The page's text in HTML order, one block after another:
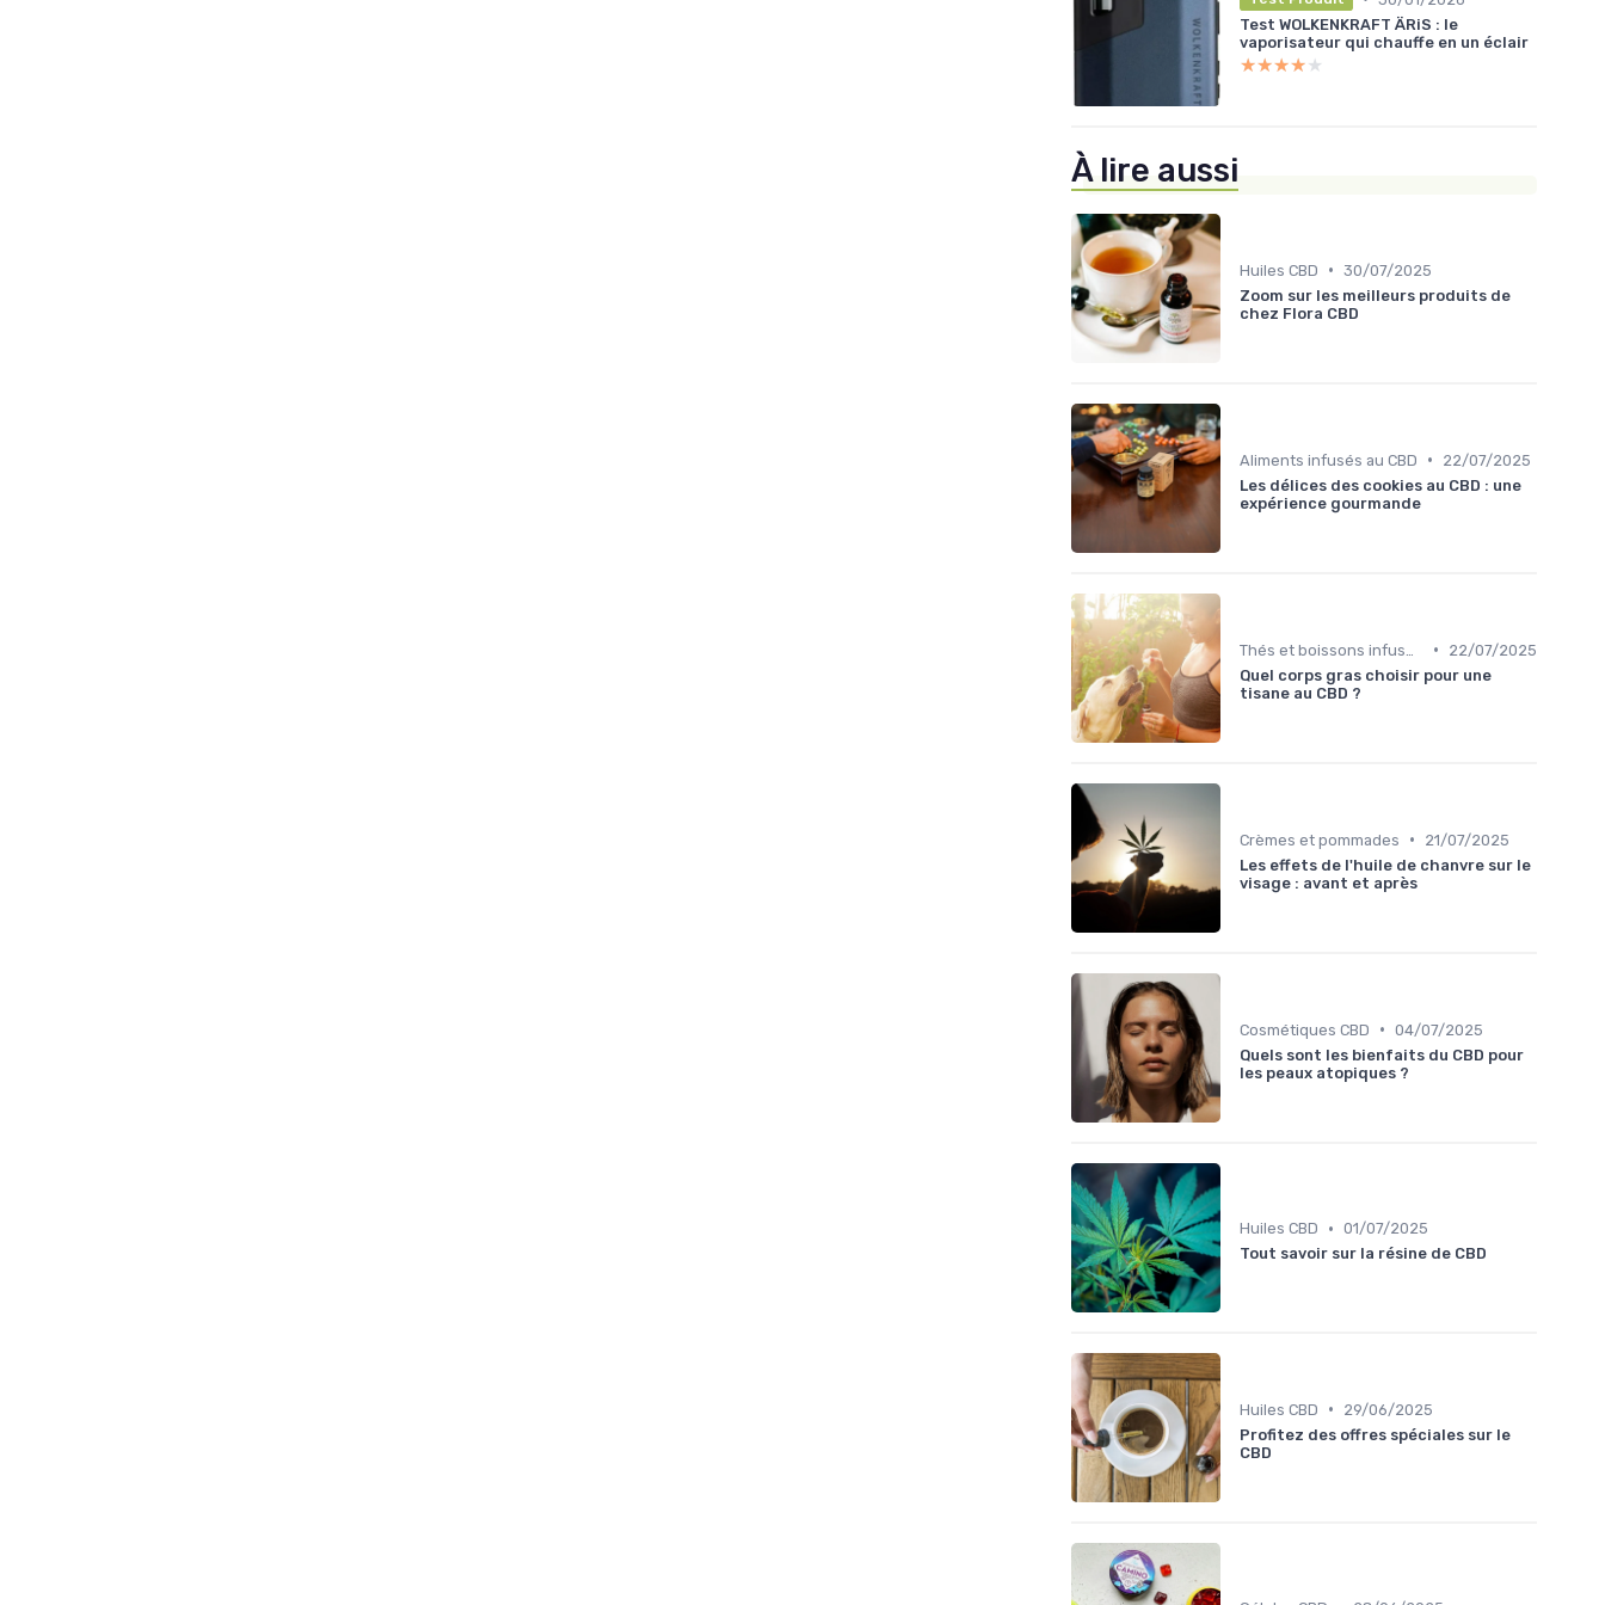
Test WOLKENKRAFT ÄRiS : le
vaporisateur qui chauffe en un éclair
★★★★★
★★★★★
À lire aussi
Huiles CBD • 30/07/2025
Zoom sur les meilleurs produits de
chez Flora CBD
Aliments infusés au CBD •
22/07/2025
Les délices des cookies au CBD : une
expérience gourmande
•
22/07/2025
Quel corps gras choisir pour une
tisane au CBD ?
Crèmes et pommades •
21/07/2025
Les effets de l'huile de chanvre sur le
visage : avant et après
Cosmétiques CBD • 04/07/2025
Quels sont les bienfaits du CBD pour
les peaux atopiques ?
Huiles CBD • 01/07/2025
Tout savoir sur la résine de CBD
Huiles CBD •
29/06/2025
Profitez des offres spéciales sur le
CBD